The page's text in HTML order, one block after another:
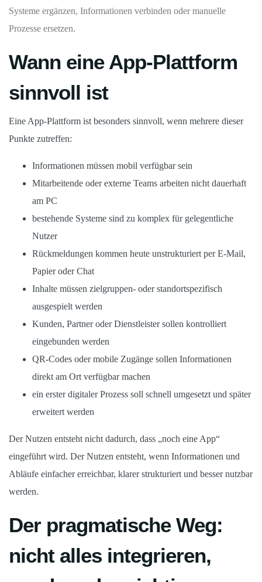
Wann eine App-Plattform
sinnvoll ist
Eine App-Plattform ist besonders sinnvoll, wenn mehrere dieser
Punkte zutreffen:
Informationen müssen mobil verfügbar sein
Mitarbeitende oder externe Teams arbeiten nicht dauerhaft
am PC
bestehende Systeme sind zu komplex für gelegentliche
Nutzer
Rückmeldungen kommen heute unstrukturiert per E-Mail,
Papier oder Chat
Inhalte müssen zielgruppen- oder standortspezifisch
ausgespielt werden
Kunden, Partner oder Dienstleister sollen kontrolliert
eingebunden werden
QR-Codes oder mobile Zugänge sollen Informationen
direkt am Ort verfügbar machen
ein erster digitaler Prozess soll schnell umgesetzt und später
erweitert werden
Der Nutzen entsteht nicht dadurch, dass „noch eine App“
eingeführt wird. Der Nutzen entsteht, wenn Informationen und
Abläufe einfacher erreichbar, klarer strukturiert und besser nutzbar
werden.
Der pragmatische Weg:
nicht alles integrieren,